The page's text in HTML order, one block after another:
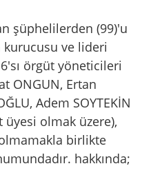
şüphelilerden (99)'u
ve lideri
örgüt yöneticileri
ONGUN, Ertan
Adem SOYTEKİN
üyesi olmak üzere),
birlikte
hakkında;